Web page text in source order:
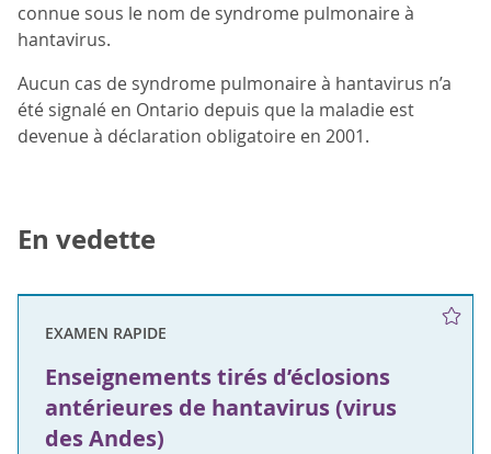
connue sous le nom de syndrome pulmonaire à
hantavirus.
Aucun cas de syndrome pulmonaire à hantavirus n’a
été signalé en Ontario depuis que la maladie est
devenue à déclaration obligatoire en 2001.
En vedette
EXAMEN RAPIDE
Enseignements tirés d’éclosions
antérieures de hantavirus (virus
des Andes)